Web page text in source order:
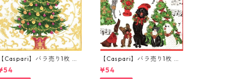
Caspari】バラ売り1枚 ラ
チサイズ ペーパーナプキ
Gilded Tree ホワイト
【Caspari】バラ売り1枚 ラ
ンチサイズ ペーパーナプキ
ン Caroling Pets ホワイト
¥54